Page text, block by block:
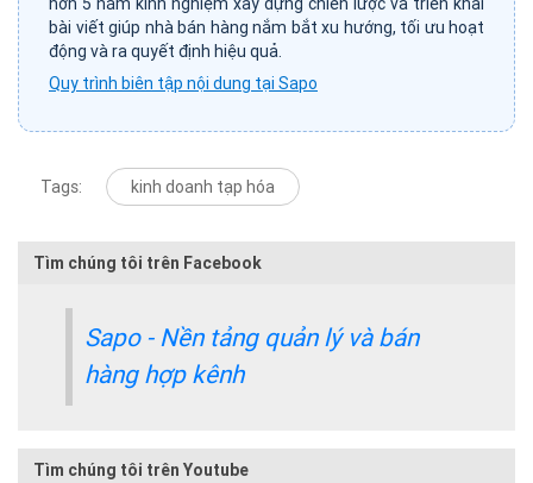
bài viết giúp nhà bán hàng nắm bắt xu hướng, tối ưu hoạt
động và ra quyết định hiệu quả.
Quy trình biên tập nội dung tại Sapo
Tags: kinh doanh tạp hóa
Tìm chúng tôi trên Facebook
Sapo - Nền tảng quản lý và bán
hàng hợp kênh
Tìm chúng tôi trên Youtube